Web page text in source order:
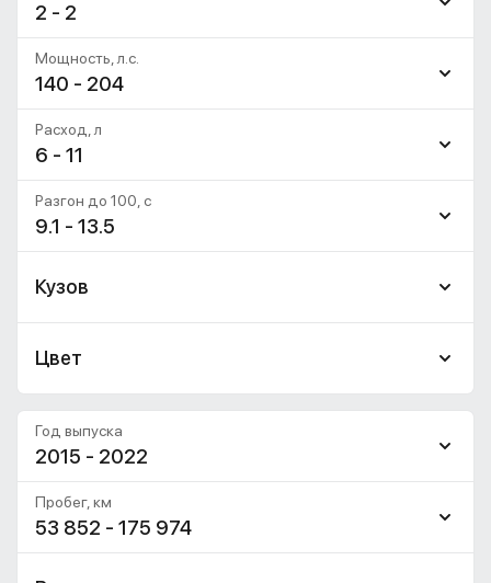
2 - 2
140 - 204
Мощность, л.с.
6 - 11
Расход, л
9.1 - 13.5
Разгон до 100, c
Кузов
Цвет
2015 - 2022
Год выпуска
53 852 - 175 974
Пробег, км